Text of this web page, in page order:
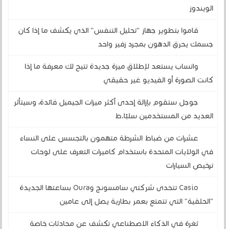
الويندوز
قاموا بتطوير جهاز "تحليل التنفس" الذي يكشف ما إذا كان
جسمك يحرق الدهون بمجرد زفير واحد
واتساب يستعد لإطلاق ميزة جديدة تتيح لك معرفة ما إذا
كانت الصورة أو الفيديو غير حقيقي
جوجل ستقوم بإزالة إحدى أكثر ميزات الجيميل فائدة، وسيتأثر
العديد من المستخدمين سلبًا.ط
عشرات من ضباط الشرطة متهمون بالتجسس على النساء
في الولايات المتحدة باستخدام كاميرات التعرف على لوحات
ترخيص السيارات
Casio تتحدى شركتي سامسونج وOura بساعتها الجديدة
"الحلقية" التي تتمتع بعمر بطارية يصل إلى عامين
ثغرة في الذكاء الاصطناعي تكشف عن محادثات خاصة